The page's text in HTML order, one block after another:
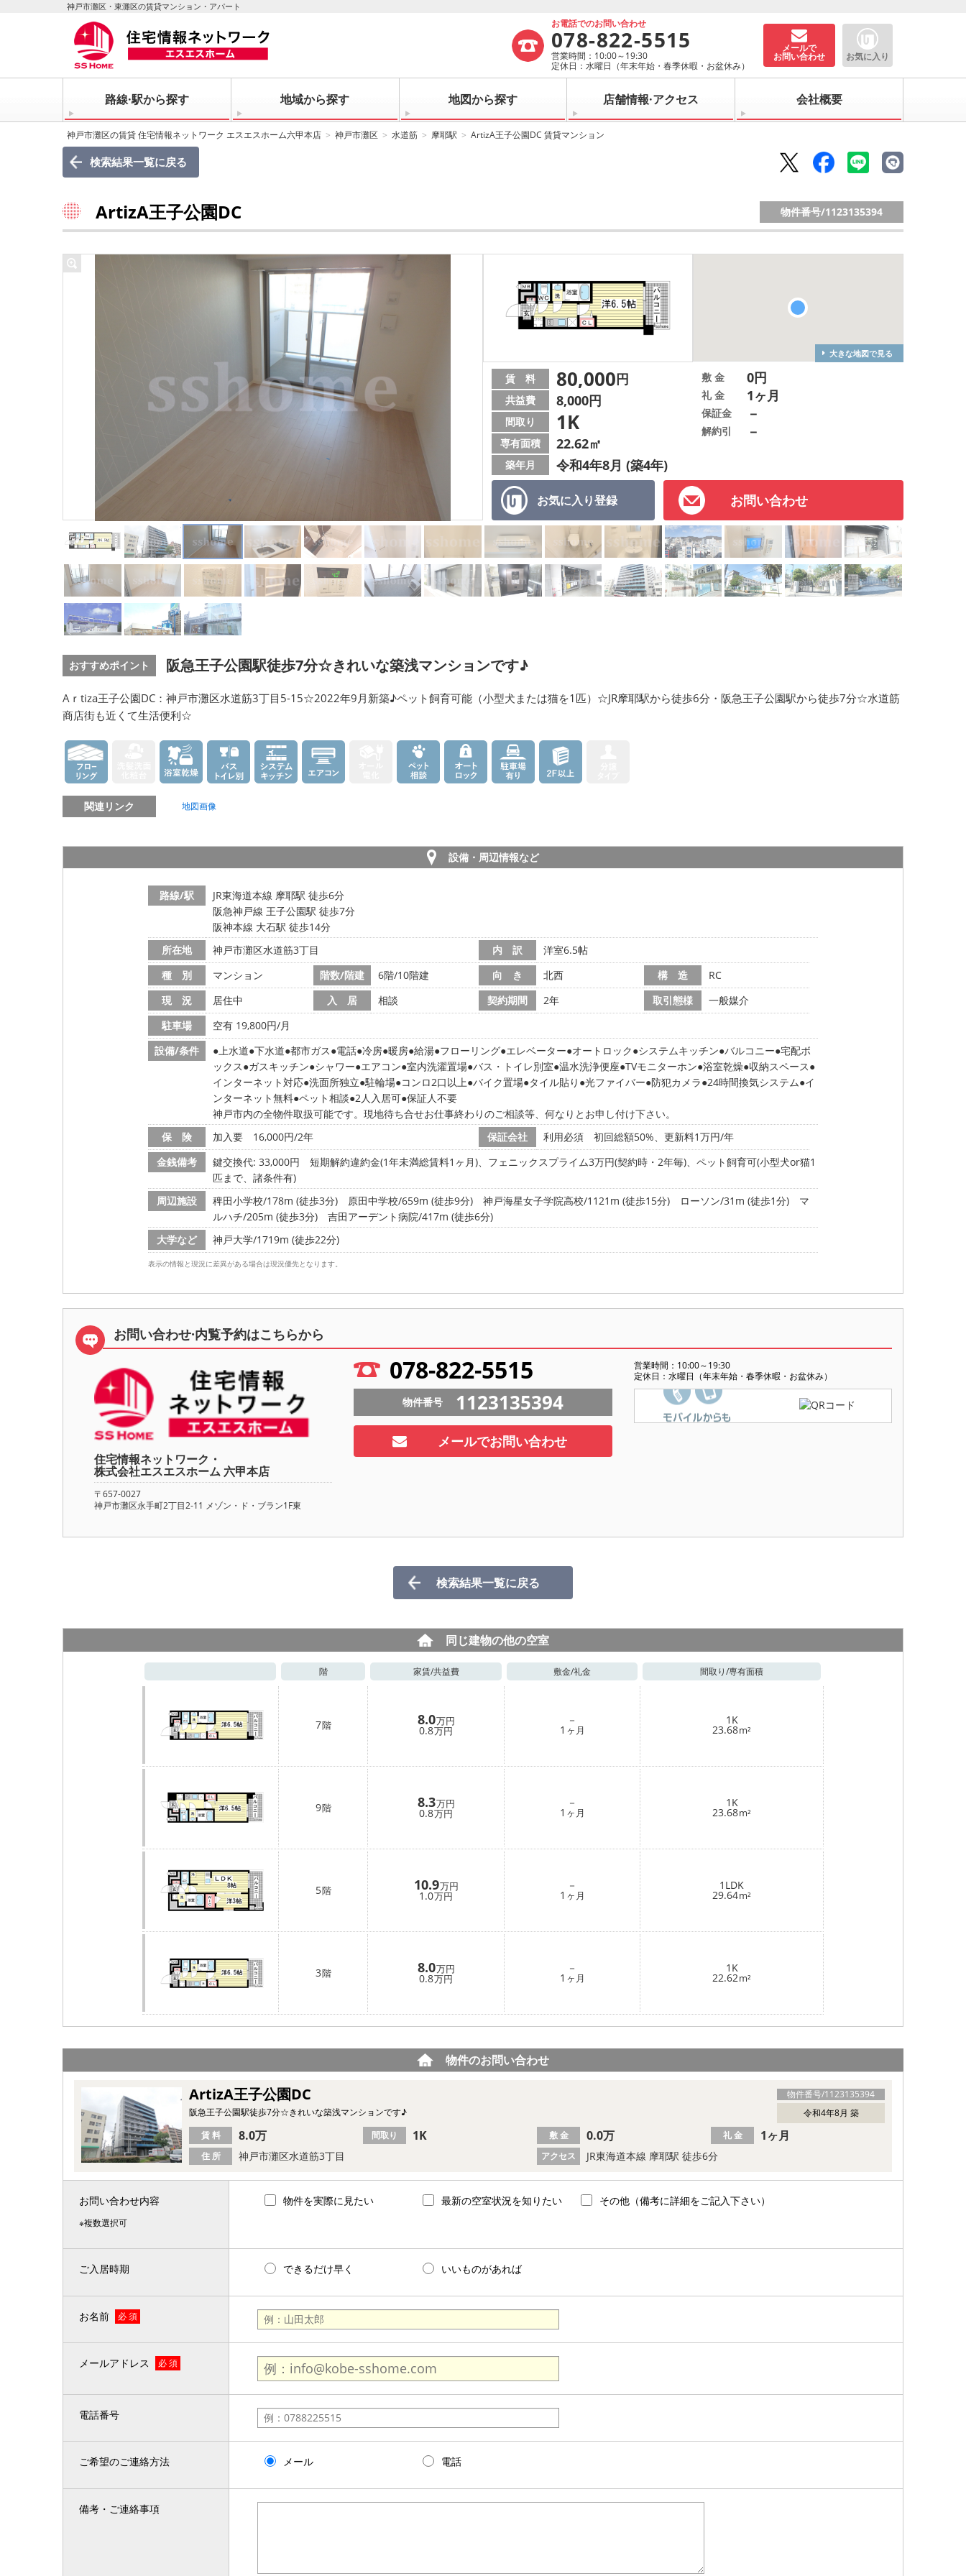
神戸市灘区・東灘区の賃貸マンション・アパート
お電話でのお問い合わせ
078-822-5515
営業時間：10:00～19:30
定休日：水曜日（年末年始・春季休暇・お盆休み）
メールで
お問い合わせ お気に入り
路線·駅から探す 地域から探す 地図から探す 店舗情報·アクセス 会社概要
神戸市灘区の賃貸 住宅情報ネットワーク エスエスホーム六甲本店 神戸市灘区 水道筋 摩耶駅 ArtizA王子公園DC 賃貸マンション
検索結果一覧に戻る
ArtizA王子公園DC 物件番号/1123135394
大きな地図で見る
お気に入り登録 お問い合わせ
賃 料 80,000円
共益費 8,000円
間取り 1K
専有面積 22.62㎡
築年月 令和4年8月 (築4年)
敷 金 0円
礼 金 1ヶ月
保証金 －
解約引 －
おすすめポイント 阪急王子公園駅徒歩7分☆きれいな築浅マンションです♪
Aｒtiza王子公園DC：神戸市灘区水道筋3丁目5-15☆2022年9月新築♪ペット飼育可能（小型犬または猫を1匹）☆JR摩耶駅から徒歩6分・阪急王子公園駅から徒歩7分☆水道筋
商店街も近くて生活便利☆
関連リンク 地図画像
設備・周辺情報など
路線/駅
JR東海道本線 摩耶駅 徒歩6分
阪急神戸線 王子公園駅 徒歩7分
阪神本線 大石駅 徒歩14分
所在地
神戸市灘区水道筋3丁目 内 訳
洋室6.5帖
種 別
マンション 階数/階建 6階/10階建 向 き 北西 構 造
RC
現 況
居住中 入 居 相談 契約期間 2年 取引態様
一般媒介
駐車場
空有 19,800円/月
設備/条件
上水道 下水道 都市ガス 電話 冷房 暖房 給湯 フローリング エレベーター オートロック システムキッチン バルコニー 宅配ボ
ックス ガスキッチン シャワー エアコン 室内洗濯置場 バス・トイレ別室 温水洗浄便座 TVモニターホン 浴室乾燥 収納スペース
インターネット対応 洗面所独立 駐輪場 コンロ2口以上 バイク置場 タイル貼り 光ファイバー 防犯カメラ 24時間換気システム イ
ンターネット無料 ペット相談 2人入居可 保証人不要
神戸市内の全物件取扱可能です。現地待ち合せお仕事終わりのご相談等、何なりとお申し付け下さい。
保 険
加入要 16,000円/2年 保証会社
利用必須 初回総額50%、更新料1万円/年
金銭備考
鍵交換代: 33,000円
短期解約違約金(1年未満総賃料1ヶ月)、フェニックスプライム3万円(契約時・2年毎)、ペット飼育可(小型犬or猫1
匹まで、諸条件有)
周辺施設
稗田小学校/178m (徒歩3分) 原田中学校/659m (徒歩9分) 神戸海星女子学院高校/1121m (徒歩15分) ローソン/31m (徒歩1分)
マ
ルハチ/205m (徒歩3分)
吉田アーデント病院/417m (徒歩6分)
大学など
神戸大学/1719m (徒歩22分)
表示の情報と現況に差異がある場合は現況優先となります。
お問い合わせ·内覧予約はこちらから
住宅情報ネットワーク・
株式会社エスエスホーム 六甲本店
〒657-0027
神戸市灘区永手町2丁目2-11 メゾン・ド・ブラン1F東
078-822-5515
営業時間：10:00～19:30
定休日：水曜日（年末年始・春季休暇・お盆休み）
物件番号 1123135394
メールでお問い合わせ
検索結果一覧に戻る
同じ建物の他の空室
階 家賃/共益費 敷金/礼金 間取り/専有面積
7階 8.0万円
0.8万円
－
1 ヶ月
1K
23.68m²
9階 8.3万円
0.8万円
－
1 ヶ月
1K
23.68m²
5階 10.9万円
1.0万円
－
1 ヶ月
1LDK
29.64m²
3階 8.0万円
0.8万円
－
1 ヶ月
1K
22.62m²
物件のお問い合わせ
物件番号/1123135394
ArtizA王子公園DC
令和4年8月 築
阪急王子公園駅徒歩7分☆きれいな築浅マンションです♪
住 所 神戸市灘区水道筋3丁目 アクセス JR東海道本線 摩耶駅 徒歩6分
賃 料 8.0万 間取り 1K 敷 金 0.0万 礼 金 1ヶ月
お問い合わせ内容
※複数選択可
物件を実際に見たい 最新の空室状況を知りたい その他（備考に詳細をご記入下さい）
ご入居時期 できるだけ早く いいものがあれば
お名前 必 須
メールアドレス 必 須
電話番号
ご希望のご連絡方法 メール 電話
備考・ご連絡事項